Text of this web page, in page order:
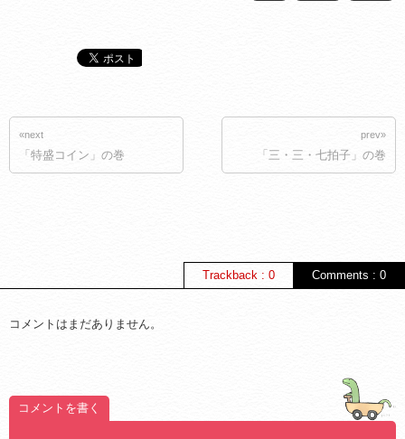
«next
「特盛コイン」の巻
prev»
「三・三・七拍子」の巻
Comments : 0
Trackback : 0
コメントはまだありません。
コメントを書く